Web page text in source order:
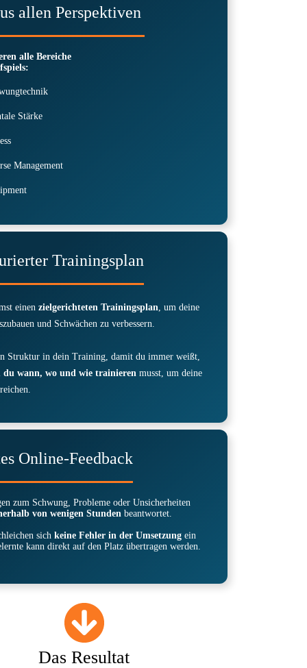
allen Perspektiven
alle Bereiche
Stärke
Management
Trainingsplan
einen zielgerichteten Trainingsplan, um deine
und Schwächen zu verbessern.
Struktur in dein Training, damit du immer weißt,
du wann, wo und wie trainierenmusst, um deine
Online-Feedback
zum Schwung, Probleme oder Unsicherheiten
von wenigen Stundenbeantwortet.
sich keine Fehler in der Umsetzungein
kann direkt auf den Platz übertragen werden.
Das Resultat